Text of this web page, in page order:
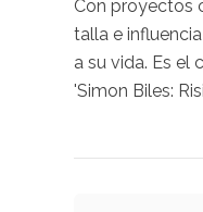
Con proyectos
talla e
a su vida. Es el
'Simon Biles: